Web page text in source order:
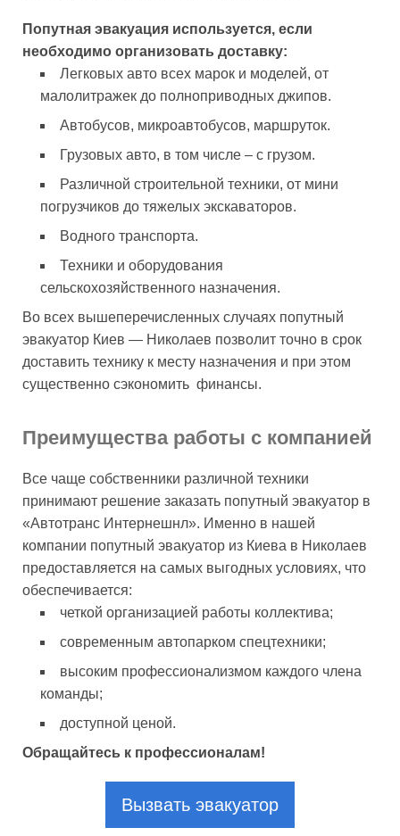
Попутная эвакуация используется, если
необходимо организовать доставку:
Легковых авто всех марок и моделей, от
малолитражек до полноприводных джипов.
Автобусов, микроавтобусов, маршруток.
Грузовых авто, в том числе – с грузом.
Различной строительной техники, от мини
погрузчиков до тяжелых экскаваторов.
Водного транспорта.
Техники и оборудования
сельскохозяйственного назначения.
Во всех вышеперечисленных случаях попутный
эвакуатор Киев — Николаев позволит точно в срок
доставить технику к месту назначения и при этом
существенно сэкономить финансы.
Преимущества работы с компанией
Все чаще собственники различной техники
принимают решение заказать попутный эвакуатор в
«Автотранс Интернешнл». Именно в нашей
компании попутный эвакуатор из Киева в Николаев
предоставляется на самых выгодных условиях, что
обеспечивается:
четкой организацией работы коллектива;
современным автопарком спецтехники;
высоким профессионализмом каждого члена
команды;
доступной ценой.
Обращайтесь к профессионалам!
Вызвать эвакуатор